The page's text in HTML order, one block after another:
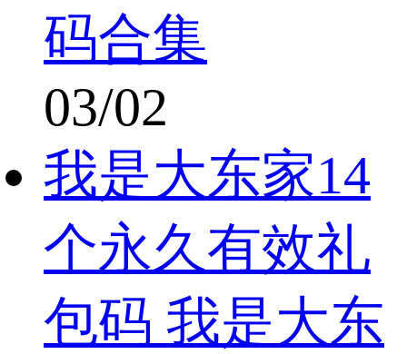
码合集
03/02
我是大东家14
个永久有效礼
包码 我是大东